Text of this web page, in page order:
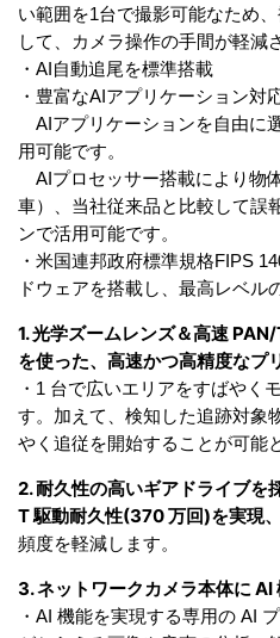
い範囲を1台で撮影可能なため
して、カメラ操作の手間が軽減
・AI自動追尾を標準搭載
・豊富なAIアプリケーション対
AIアプリケーションを自由に
用可能です。
AIプロセッサー搭載により物
車）、当社従来品と比較して誤
ンで活用可能です。
・米国連邦政府標準規格FIPS
ドウェアを搭載し、最高レベル
1. 光学ズームレンズ＆高速
を使った、高速かつ高精度なプ
・1 台で広いエリアをすばやく
す。加えて、検知した追跡対象
やく追従を開始することが可能
2. 耐久性の高いギアドライブを
T 駆動耐久性(370 万回)を実現
頻度を軽減します。
3. ネットワークカメラ本体に AI
・AI 機能を実現する専用の AI